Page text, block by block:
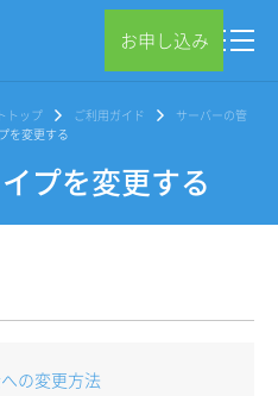
お申し込み
トップ ご利用ガイド
サーバーの管
を変更する
プを変更する
の変更方法